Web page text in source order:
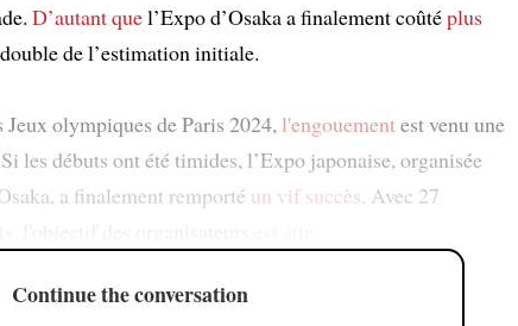
D’autant quel’Expo d’Osaka a finalement coûtéplus
de l’estimation initiale.
olympiques de Paris 2024, l'engouementest venu une
les débuts ont été timides, l’Expo japonaise, organisée
a finalement remporté un vif succès. Avec 27
Continue the conversation